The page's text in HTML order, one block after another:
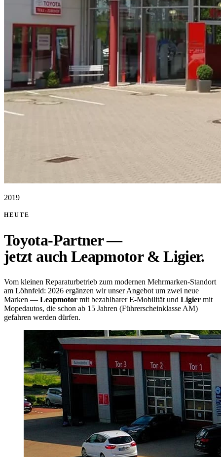
2019
HEUTE
Toyota-Partner —
jetzt auch Leapmotor & Ligier.
Vom kleinen Reparaturbetrieb zum modernen Mehrmarken-Standort
am Löhnfeld: 2026 ergänzen wir unser Angebot um zwei neue
Marken — Leapmotor mit bezahlbarer E-Mobilität und Ligier mit
Mopedautos, die schon ab 15 Jahren (Führerscheinklasse AM)
gefahren werden dürfen.